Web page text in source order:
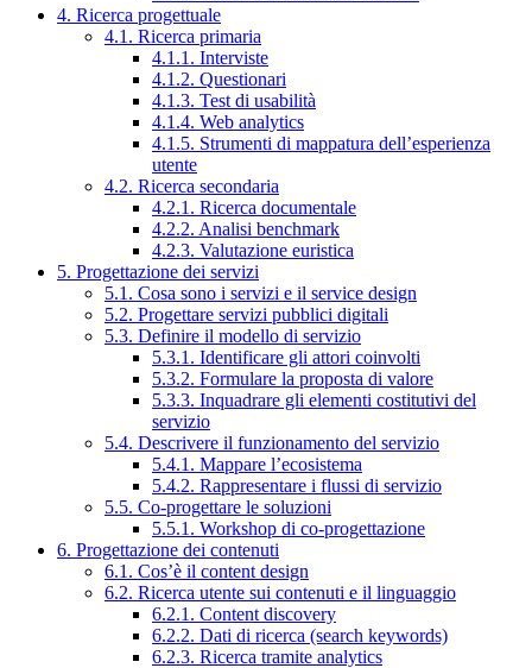
4. Ricerca progettuale
4.1. Ricerca primaria
4.1.1. Interviste
4.1.2. Questionari
4.1.3. Test di usabilità
4.1.4. Web analytics
4.1.5. Strumenti di mappatura dell’esperienza
utente
4.2. Ricerca secondaria
4.2.1. Ricerca documentale
4.2.2. Analisi benchmark
4.2.3. Valutazione euristica
5. Progettazione dei servizi
5.1. Cosa sono i servizi e il service design
5.2. Progettare servizi pubblici digitali
5.3. Definire il modello di servizio
5.3.1. Identificare gli attori coinvolti
5.3.2. Formulare la proposta di valore
5.3.3. Inquadrare gli elementi costitutivi del
servizio
5.4. Descrivere il funzionamento del servizio
5.4.1. Mappare l’ecosistema
5.4.2. Rappresentare i flussi di servizio
5.5. Co-progettare le soluzioni
5.5.1. Workshop di co-progettazione
6. Progettazione dei contenuti
6.1. Cos’è il content design
6.2. Ricerca utente sui contenuti e il linguaggio
6.2.1. Content discovery
6.2.2. Dati di ricerca (search keywords)
6.2.3. Ricerca tramite analytics